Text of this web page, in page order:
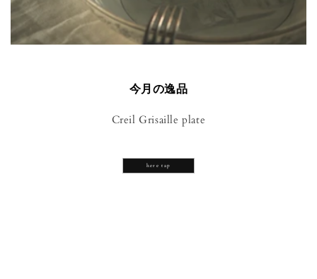
今月の逸品
Creil Grisaille plate
here tap